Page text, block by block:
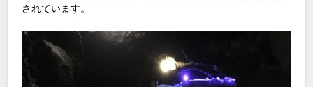
されています。